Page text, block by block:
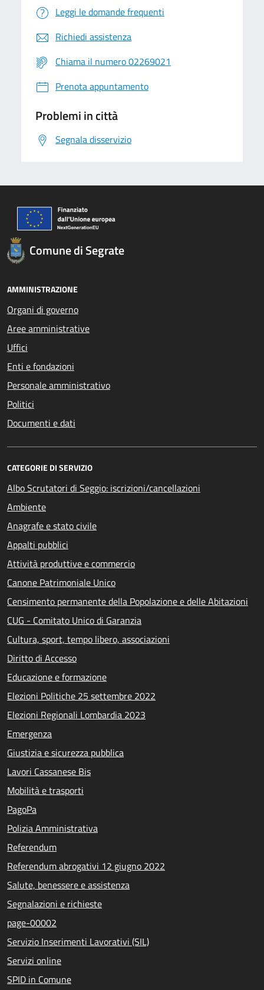
Leggi le domande frequenti
Richiedi assistenza
Chiama il numero 02269021
Prenota appuntamento
Problemi in città
Segnala disservizio
Comune di Segrate
AMMINISTRAZIONE
Organi di governo
Aree amministrative
Uffici
Enti e fondazioni
Personale amministrativo
Politici
Documenti e dati
CATEGORIE DI SERVIZIO
Albo Scrutatori di Seggio: iscrizioni/cancellazioni
Ambiente
Anagrafe e stato civile
Appalti pubblici
Attività produttive e commercio
Canone Patrimoniale Unico
Censimento permanente della Popolazione e delle Abitazioni
CUG - Comitato Unico di Garanzia
Cultura, sport, tempo libero, associazioni
Diritto di Accesso
Educazione e formazione
Elezioni Politiche 25 settembre 2022
Elezioni Regionali Lombardia 2023
Emergenza
Giustizia e sicurezza pubblica
Lavori Cassanese Bis
Mobilità e trasporti
PagoPa
Polizia Amministrativa
Referendum
Referendum abrogativi 12 giugno 2022
Salute, benessere e assistenza
Segnalazioni e richieste
page-00002
Servizio Inserimenti Lavorativi (SIL)
Servizi online
SPID in Comune